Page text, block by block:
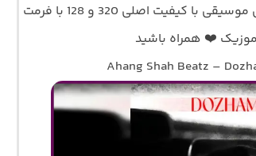
همراه پخش آنلاین ترانه و متن کامل موسیقی با کیفیت اصلی 320 و 128 با فرمت
Ahang Shah Beatz –